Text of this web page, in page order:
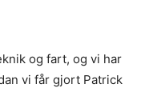
og fart, og vi har
vi får gjort Patrick